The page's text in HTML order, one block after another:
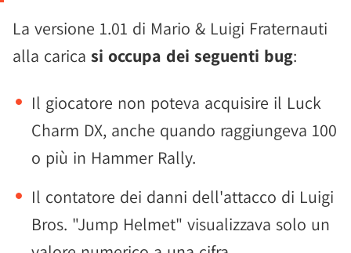
La versione 1.01 di Mario & Luigi Fraternauti
alla carica si occupa dei seguenti bug:
Il giocatore non poteva acquisire il Luck
Charm DX, anche quando raggiungeva 100
o più in Hammer Rally.
Il contatore dei danni dell'attacco di Luigi
Bros. "Jump Helmet" visualizzava solo un